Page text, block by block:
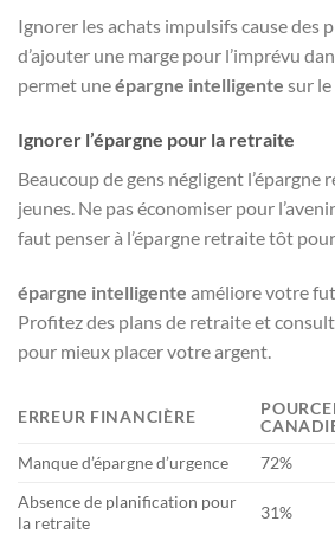
Ignorer les achats impulsifs cause des
d’ajouter une marge pour l’imprévu
permet uneépargne intelligente sur
Ignorer l’épargne pour la retraite
Beaucoup de gens négligent
jeunes. Ne pas économiser pour
faut penser à l’épargne retraite tôt
épargne intelligente améliore votre
Profitez des plans de retraite et
pour mieux placer votre argent.
ERREUR FINANCIÈRE
Manque d’épargne d’urgence
72%
Absence de planification pour
la retraite
31%